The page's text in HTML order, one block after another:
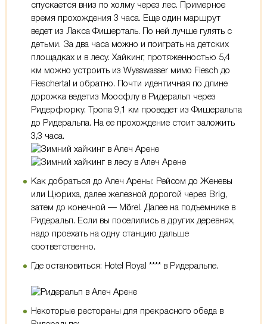
спускается вниз по холму через лес. Примерное
время прохождения 3 часа. Еще один маршрут
ведет из Лакса Фишерталь. По ней лучше гулять с
детьми. За два часа можно и поиграть на детских
площадках и в лесу. Хайкинг, протяженностью 5,4
км можно устроить из Wysswasser мимо Fiesch до
Fieschertal и обратно. Почти идентичная по длине
дорожка ведетиз Моосфлу в Ридеральп через
Ридерфюрку. Тропа 9,1 км проведет из Фишеральпа
до Ридеральпа. На ее прохождение стоит заложить
3,3 часа.
Как добраться до Алеч Арены: Рейсом до Женевы
или Цюриха, далее железной дорогой через Brig,
затем до конечной — Mörel. Далее на подъемнике в
Ридеральп. Если вы поселились в других деревнях,
надо проехать на одну станцию дальше
соответственно.
Где остановиться: Hotel Royal **** в Ридеральпе.
Некоторые рестораны для прекрасного обеда в